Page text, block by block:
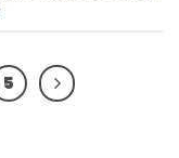
5